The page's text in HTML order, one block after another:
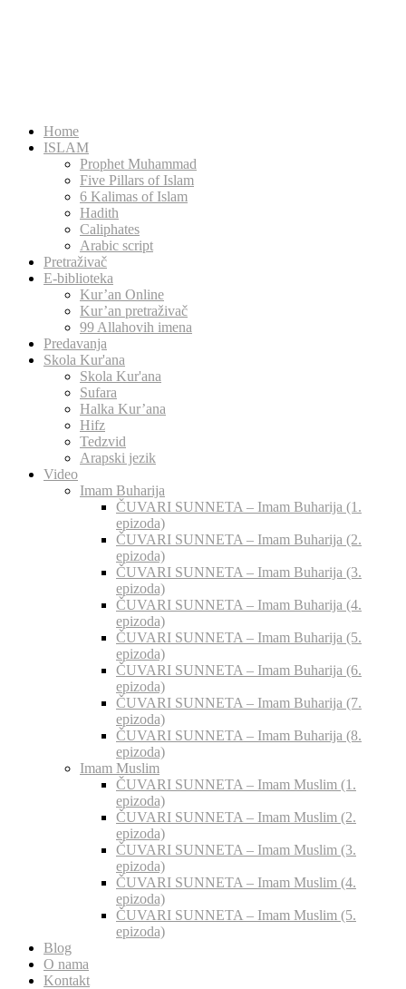
Home
ISLAM
Prophet Muhammad
Five Pillars of Islam
6 Kalimas of Islam
Hadith
Caliphates
Arabic script
Pretraživač
E-biblioteka
Kur’an Online
Kur’an pretraživač
99 Allahovih imena
Predavanja
Skola Kur'ana
Skola Kur'ana
Sufara
Halka Kur’ana
Hifz
Tedzvid
Arapski jezik
Video
Imam Buharija
ČUVARI SUNNETA – Imam Buharija (1.
epizoda)
ČUVARI SUNNETA – Imam Buharija (2.
epizoda)
ČUVARI SUNNETA – Imam Buharija (3.
epizoda)
ČUVARI SUNNETA – Imam Buharija (4.
epizoda)
ČUVARI SUNNETA – Imam Buharija (5.
epizoda)
ČUVARI SUNNETA – Imam Buharija (6.
epizoda)
ČUVARI SUNNETA – Imam Buharija (7.
epizoda)
ČUVARI SUNNETA – Imam Buharija (8.
epizoda)
Imam Muslim
ČUVARI SUNNETA – Imam Muslim (1.
epizoda)
ČUVARI SUNNETA – Imam Muslim (2.
epizoda)
ČUVARI SUNNETA – Imam Muslim (3.
epizoda)
ČUVARI SUNNETA – Imam Muslim (4.
epizoda)
ČUVARI SUNNETA – Imam Muslim (5.
epizoda)
Blog
O nama
Kontakt